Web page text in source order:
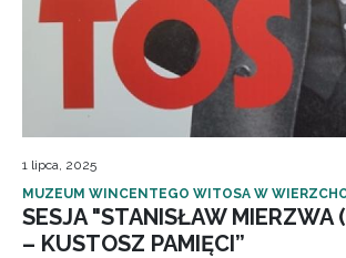
1 lipca, 2025
MUZEUM WINCENTEGO WITOSA W
SESJA "STANISŁAW MIERZWA
– KUSTOSZ PAMIĘCI”